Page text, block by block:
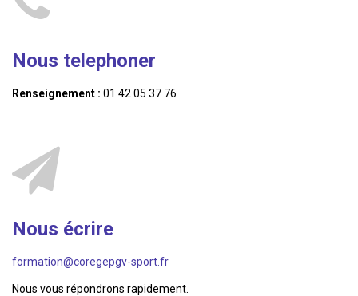
Nous telephoner
Renseignement : 01 42 05 37 76
Nous écrire
formation@coregepgv-sport.fr
Nous vous répondrons rapidement.